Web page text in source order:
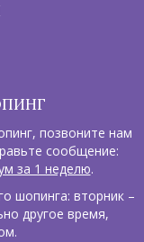
позвоните нам
сообщение:
за 1 неделю.
шопинга: вторник –
другое время,